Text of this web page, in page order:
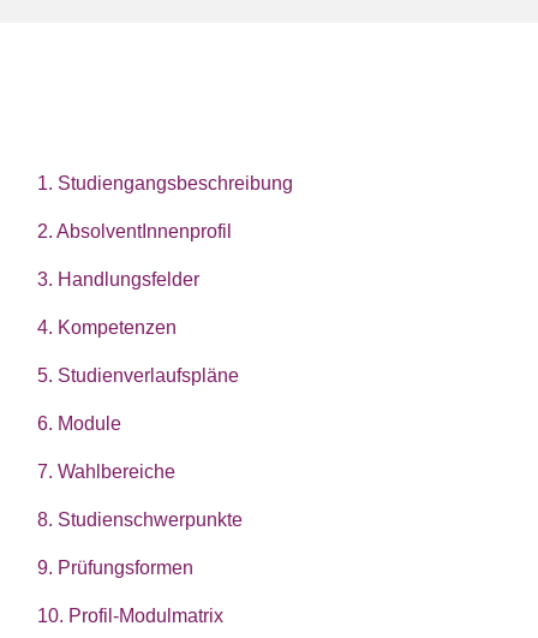
1. Studiengangsbeschreibung
2. AbsolventInnenprofil
3. Handlungsfelder
4. Kompetenzen
5. Studienverlaufspläne
6. Module
7. Wahlbereiche
8. Studienschwerpunkte
9. Prüfungsformen
10. Profil-Modulmatrix